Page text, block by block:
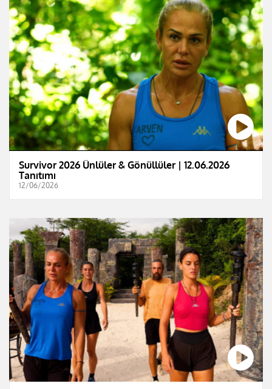
Survivor 2026 Ünlüler & Gönüllüler | 12.06.2026
Tanıtımı
12/06/2026